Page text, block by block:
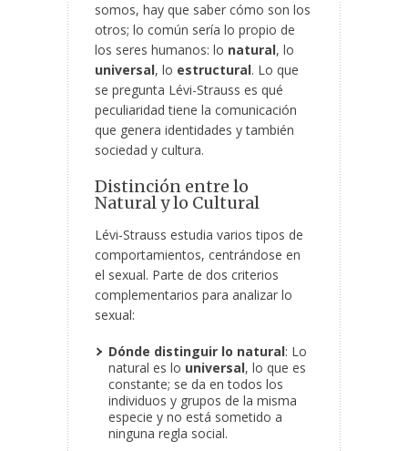
somos, hay que saber cómo son los
otros; lo común sería lo propio de
los seres humanos: lo natural, lo
universal, lo estructural. Lo que
se pregunta Lévi-Strauss es qué
peculiaridad tiene la comunicación
que genera identidades y también
sociedad y cultura.
Distinción entre lo
Natural y lo Cultural
Lévi-Strauss estudia varios tipos de
comportamientos, centrándose en
el sexual. Parte de dos criterios
complementarios para analizar lo
sexual:
Dónde distinguir lo natural: Lo
natural es lo universal, lo que es
constante; se da en todos los
individuos y grupos de la misma
especie y no está sometido a
ninguna regla social.